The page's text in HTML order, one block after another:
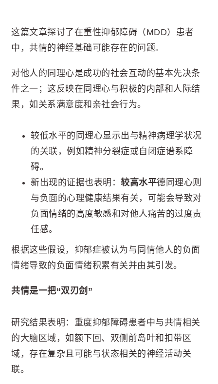
这篇文章探讨了在重性抑郁障碍（MDD）患者
中，共情的神经基础可能存在的问题。
对他人的同理心是成功的社会互动的基本先决条
件之一；这反映在同理心与积极的内部和人际结
果，如关系满意度和亲社会行为。
较低水平的同理心显示出与精神病理学状况
的关联，例如精神分裂症或自闭症谱系障
碍。
新出现的证据也表明： 较高水平德同理心则
与负面的心理健康结果有关，可能会导致对
负面情绪的高度敏感和对他人痛苦的过度责
任感。
根据这些假设，抑郁症被认为与同情他人的负面
情绪导致的负面情绪积累有关并由其引发。
共情是一把“双刃剑”
研究结果表明：重度抑郁障碍患者中与共情相关
的大脑区域，如额下回、双侧前岛叶和扣带区
域，存在复杂且可能与状态相关的神经活动关
联。